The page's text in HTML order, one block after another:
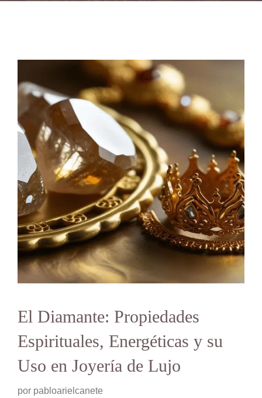
El Diamante: Propiedades
Espirituales, Energéticas y su
Uso en Joyería de Lujo
por pabloarielcanete